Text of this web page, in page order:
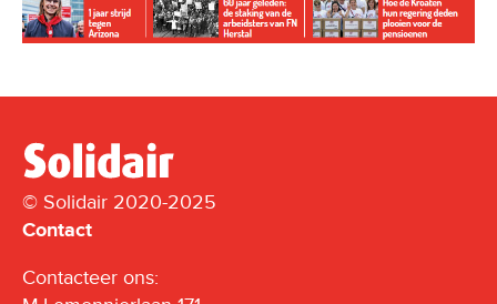
© Solidair 2020-2025
Contact
Contacteer ons: